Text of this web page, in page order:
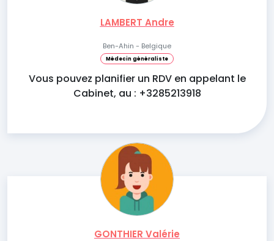
LAMBERT Andre
Ben-Ahin - Belgique
Médecin généraliste
Vous pouvez planifier un RDV en appelant le
Cabinet, au : +3285213918
GONTHIER Valérie